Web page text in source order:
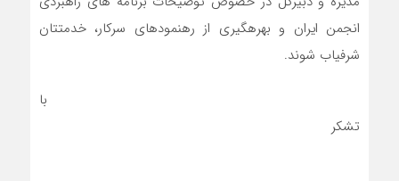
انجمن ایران و بهره­گیری از رهنمودهای سرکار، خدمتتان
شرفیاب شوند.
با
تشکر